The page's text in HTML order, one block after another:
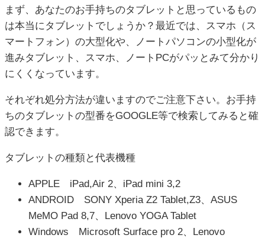
まず、あなたのお手持ちのタブレットと思っているもの
は本当にタブレットでしょうか？最近では、スマホ（ス
マートフォン）の大型化や、ノートパソコンの小型化が
進みタブレット、スマホ、ノートPCがパッとみて分かり
にくくなっています。
それぞれ処分方法が違いますのでご注意下さい。お手持
ちのタブレットの型番をGOOGLE等で検索してみると確
認できます。
タブレットの種類と代表機種
APPLE iPad,Air 2、iPad mini 3,2
ANDROID SONY Xperia Z2 Tablet,Z3、ASUS
MeMO Pad 8,7、Lenovo YOGA Tablet
Windows Microsoft Surface pro 2、Lenovo